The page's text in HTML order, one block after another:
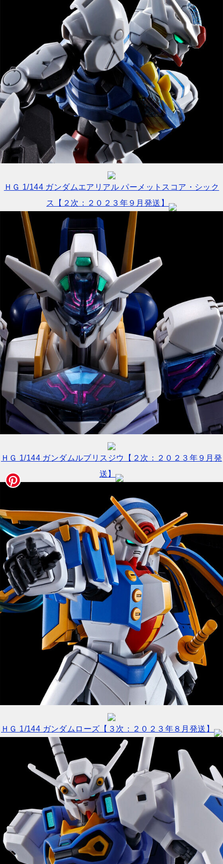
ＨＧ 1/144 ガンダムエアリアル パーメットスコア・シック
ス【２次：２０２３年９月発送】
ＨＧ 1/144 ガンダムルブリスジウ【２次：２０２３年９月発
送】
ＨＧ 1/144 ガンダムローズ【３次：２０２３年８月発送】